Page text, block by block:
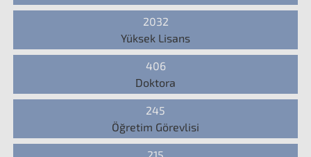
2032
Yüksek Lisans
406
Doktora
245
Öğretim Görevlisi
215